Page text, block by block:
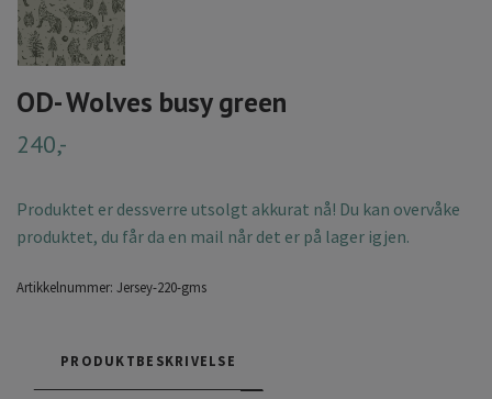
OD- Wolves busy green
240,-
Produktet er dessverre utsolgt akkurat nå! Du kan overvåke
produktet, du får da en mail når det er på lager igjen.
Artikkelnummer: Jersey-220-gms
PRODUKTBESKRIVELSE